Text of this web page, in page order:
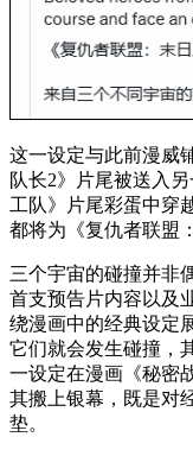
这一设定与此前漫威
队长2》片尾被送入
工队》片尾彩蛋中穿
都将为《复仇者联盟
三个宇宙的碰撞并非
首支预告片内容以及
绕漫画中的经典设定
它们就会发生碰撞，
一设定在漫画《秘密
其搬上银幕，既是对
垫。